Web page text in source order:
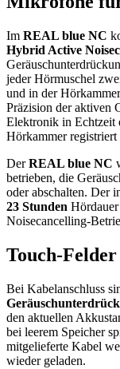
Im REAL blue NC
Hybrid Active
jeder Hörmuschel
und in der
Präzision der aktiven
Elektronik in Echtzeit
Hörkammer registriert
DerREAL blue NC
betrieben, die
oder abschalten. Der
23 Stunden
Noisecancelling-
Touch-
Bei Kabelanschluss
den aktuellen
bei leerem Speicher
mitgelieferte Kabel
wieder geladen.